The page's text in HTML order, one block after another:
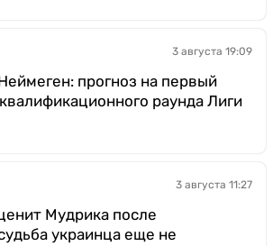
3 августа 19:09
прогноз на первый
раунда Лиги
3 августа 11:27
Мудрика после
украинца еще не